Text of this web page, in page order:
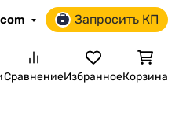
Запросить КП
СравнениеИзбранноеКорзина